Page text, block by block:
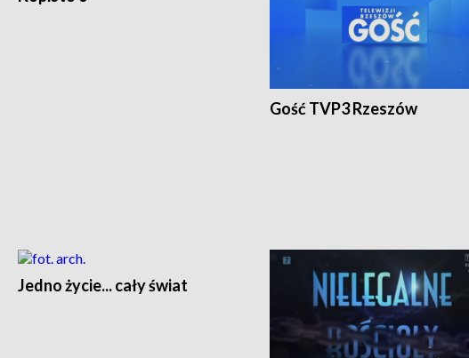
Gość TVP3 Rzeszów
Jedno życie... cały świat